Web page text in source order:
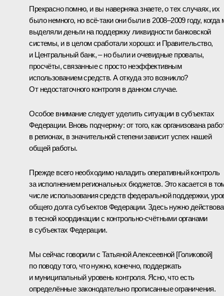
Прекрасно помню, и вы наверняка знаете, о тех случаях, их
было немного, но всё‑таки они были в 2008–2009 году, когда
выделяли деньги на поддержку ликвидности банковской
системы, и в целом сработали хорошо: и Правительство,
и Центральный банк, – но были и очевидные провалы,
просчёты, связанные с просто неэффективным
использованием средств. А откуда это возникло?
От недостаточного контроля в данном случае.
Особое внимание следует уделить ситуации в субъектах
Федерации. Вновь подчеркну: от того, как организована
в регионах, в значительной степени зависит успех нашей
общей работы.
Прежде всего необходимо наладить оперативный контроль
за исполнением региональных бюджетов. Это касается в
числе использования средств федеральной поддержки,
общего долга субъектов Федерации. Здесь нужно
в тесной координации с контрольно-счётными органами
в субъектах Федерации.
Мы сейчас говорили с Татьяной Алексеевной [Голиковой]
по поводу того, что нужно, конечно, поддержать
и муниципальный уровень контроля. Ясно, что есть
определённые законодательно прописанные ограничения.